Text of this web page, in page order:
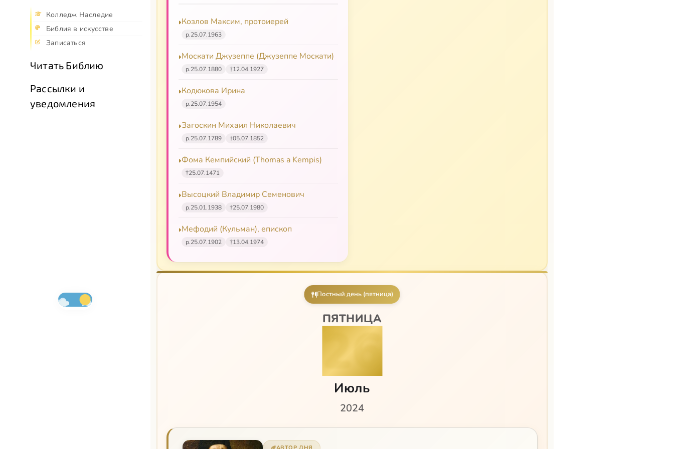
Колледж Наследие
Библия в искусстве
Записаться
Читать Библию
Рассылки и
уведомления
Козлов Максим, протоиерей
р.25.07.1963
Москати Джузеппе (Джузеппе Москати)
р.25.07.1880 †12.04.1927
Кодюкова Ирина
р.25.07.1954
Загоскин Михаил Николаевич
р.25.07.1789 †05.07.1852
Фома Кемпийский (Thomas a Kempis)
†25.07.1471
Высоцкий Владимир Семенович
р.25.01.1938 †25.07.1980
Мефодий (Кульман), епископ
р.25.07.1902 †13.04.1974
Постный день (пятница)
ПЯТНИЦА
26
Июль
2024